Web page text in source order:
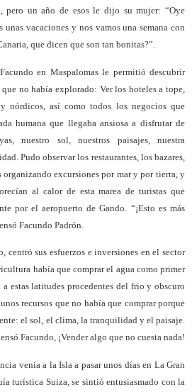
pero un año de esos le dijo su mujer: “Oye
unas vacaciones y nos vamos una semana con
que dicen que son tan bonitas?”.
en Maspalomas le permitió descubrir
no había explorado: Ver los hoteles a tope,
nórdicos, así como todos los negocios que
humana que llegaba ansiosa a disfrutar de
nuestro sol, nuestros paisajes, nuestra
Pudo observar los restaurantes, los bazares,
excursiones por mar y por tierra, y
al calor de esta marea de turistas que
por el aeropuerto de Gando. “¡Esto es más
Facundo Padrón.
sus esfuerzos e inversiones en el sector
había que comprar el agua como primer
estas latitudes procedentes del frio y obscuro
recursos que no había que comprar porque
el sol, el clima, la tranquilidad y el paisaje.
Facundo, ¡Vender algo que no cuesta nada!
venía a la Isla a pasar unos días en La Gran
turística Suiza, se sintió entusiasmado con la